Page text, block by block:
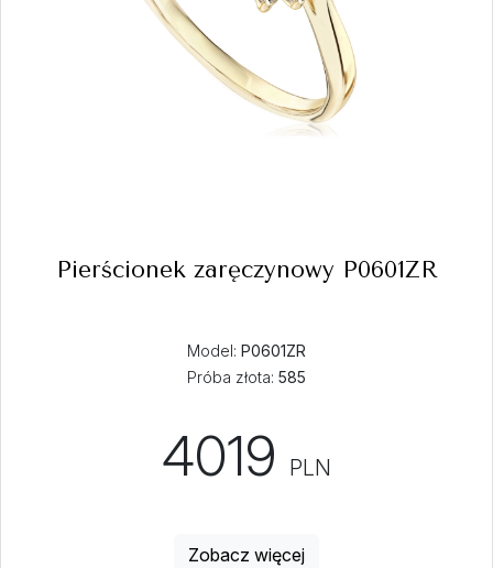
Pierścionek zaręczynowy P0601ZR
Model: P0601ZR
Próba złota: 585
4019 PLN
Zobacz więcej